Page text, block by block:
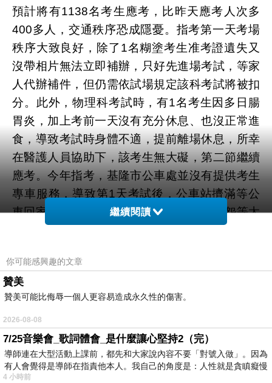
預計將有1138名考生應考，比昨天應考人次多
400多人，交通秩序恐成隱憂。指考第一天考場
秩序大致良好，除了1名糊塗考生准考證遺失又
沒帶相片無法立即補辦，只好先進場考試，等家
人代辦補件，但仍需依試場規定該科考試將被扣
分。此外，物理科考試時，有1名考生因多日腸
胃炎，加上考前一天沒有充分休息、也沒正常進
食，導致考試時身體不適，提前離場休息，所幸
在醫護人員協助下，該考生無大礙，第二節繼續
應考。今年指考，基隆市公車處並沒有提供考生
專車服務，導致第1天考試後，公車站擠滿等公
車回家的考生，公車班班爆滿，有考生抱怨等太
103、104公車每15分鐘就有一班車，加上基隆
客運791、R66的車次，足以消化要至海大應考
的考生，所以今年沒有派考生專車。但考生說，
今年學測時還有專車服務，指考卻沒有，進出考
場還要等公車變得很不方便，今天第2天的考試
科目包括自然組及社會組的學生都會參加，人數
比昨天多，考生最好提早出門，避免遲到。
繼續閱讀
你可能感興趣的文章
贊美
贊美可能比侮辱一個人更容易造成永久性的傷害。
2026-08-08
7/25音樂會_歌詞體會_是什麼讓心堅持2（完）
導師連在大型活動上課前，都先和大家說內容不要「對號入做」。因為
有人會覺得是導師在指責他本人。我自己的角度是：人性就是貪瞋癡慢
4 小時前